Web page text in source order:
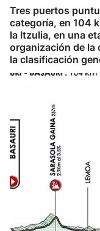
Ciclismo
Balonmano
Kirolak 360
Atletismo
Tres puertos
categoría, en 104
la Itzulia, en una
organización de la
la clasificación